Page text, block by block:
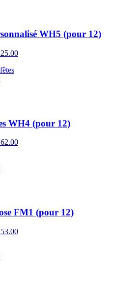
WH5 (pour 12)
Plage
WH4 (pour 12)
Plage
FM1 (pour 12)
Plage